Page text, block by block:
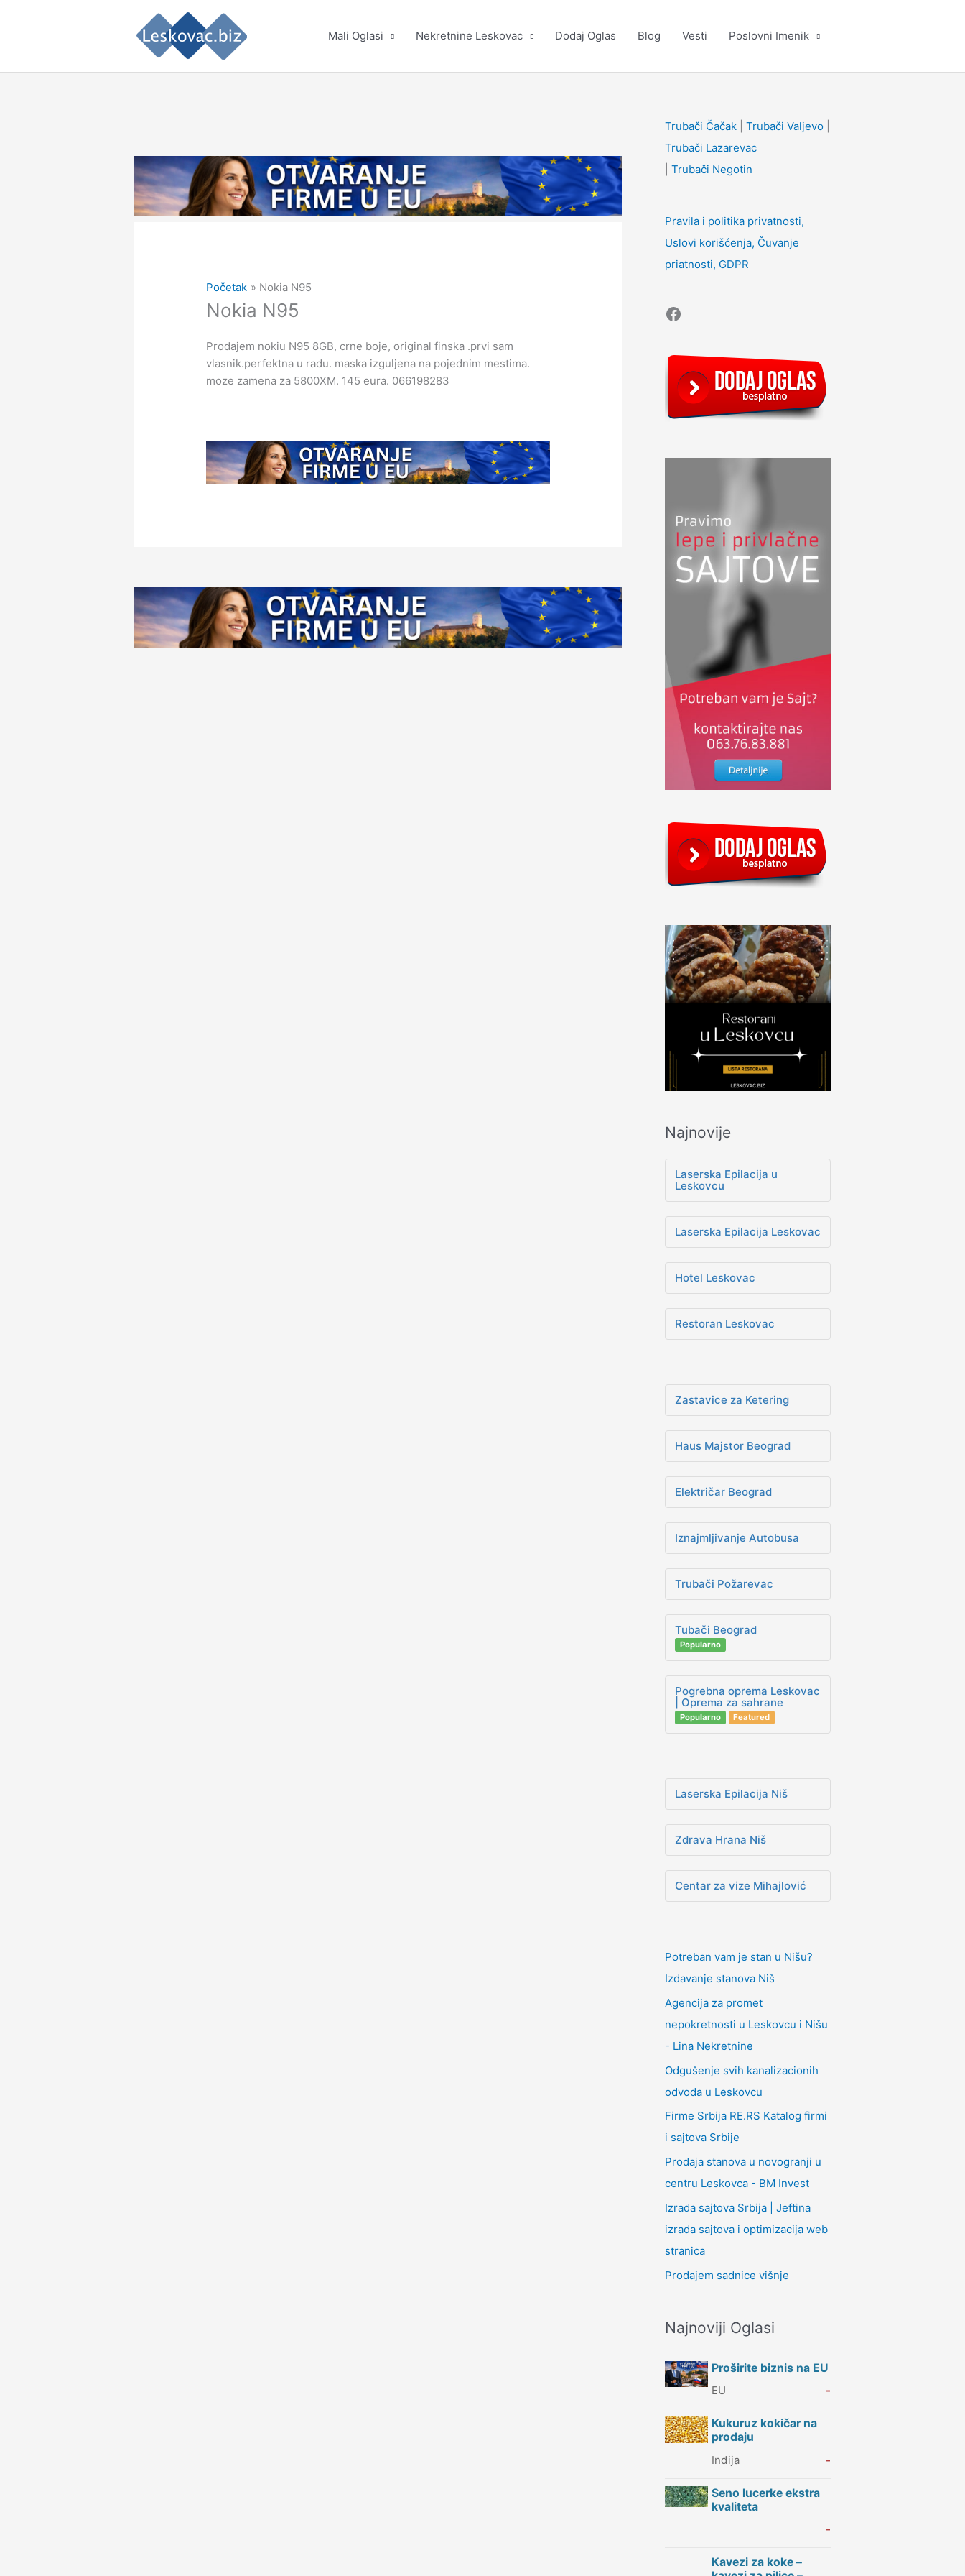
Mali Oglasi Nekretnine Leskovac Dodaj Oglas Blog Vesti Poslovni Imenik
Početak Nokia N95
Nokia N95
Prodajem nokiu N95 8GB, crne boje, original finska .prvi sam
vlasnik.perfektna u radu. maska izguljena na pojednim mestima.
moze zamena za 5800XM. 145 eura. 066198283
Trubači Čačak Trubači Valjevo
Trubači Lazarevac
Trubači Negotin
Pravila i politika privatnosti,
Uslovi korišćenja, Čuvanje
priatnosti, GDPR
Najnovije
Laserska Epilacija u
Leskovcu
Laserska Epilacija Leskovac
Hotel Leskovac
Restoran Leskovac
Zastavice za Ketering
Haus Majstor Beograd
Električar Beograd
Iznajmljivanje Autobusa
Trubači Požarevac
Tubači Beograd
Popularno
Pogrebna oprema Leskovac
| Oprema za sahrane
Popularno Featured
Laserska Epilacija Niš
Zdrava Hrana Niš
Centar za vize Mihajlović
Potreban vam je stan u Nišu?
Izdavanje stanova Niš
Agencija za promet
nepokretnosti u Leskovcu i Nišu
- Lina Nekretnine
Odgušenje svih kanalizacionih
odvoda u Leskovcu
Firme Srbija RE.RS Katalog firmi
i sajtova Srbije
Prodaja stanova u novogranji u
centru Leskovca - BM Invest
Izrada sajtova Srbija | Jeftina
izrada sajtova i optimizacija web
stranica
Prodajem sadnice višnje
Najnoviji Oglasi
Proširite biznis na EU
EU
-
Kukuruz kokičar na
prodaju
Inđija
-
Seno lucerke ekstra
kvaliteta
-
Kavezi za koke –